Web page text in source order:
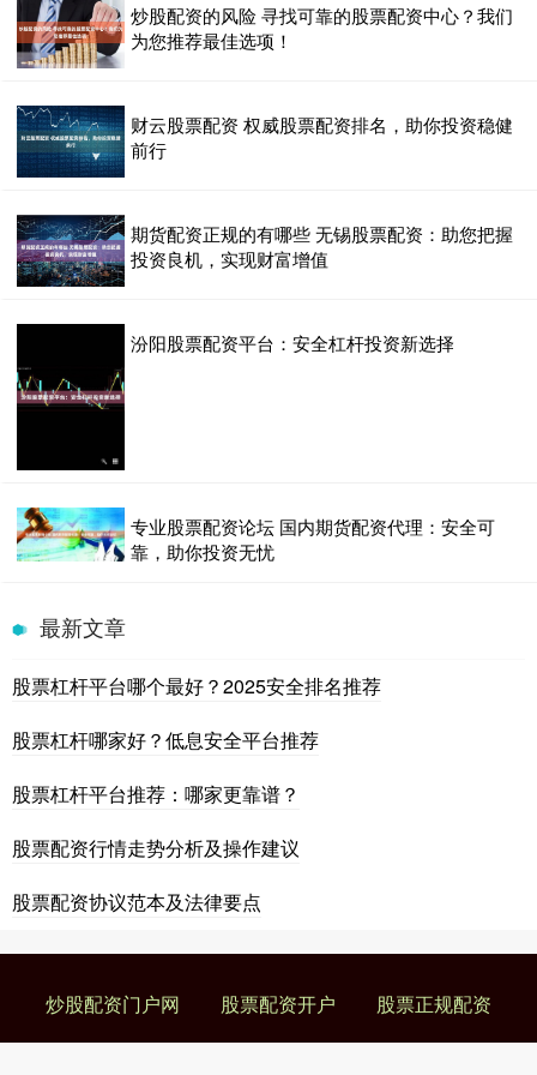
炒股配资的风险 寻找可靠的股票配资中心？我们
为您推荐最佳选项！
财云股票配资 权威股票配资排名，助你投资稳健
前行
期货配资正规的有哪些 无锡股票配资：助您把握
投资良机，实现财富增值
汾阳股票配资平台：安全杠杆投资新选择
专业股票配资论坛 国内期货配资代理：安全可
靠，助你投资无忧
最新文章
股票杠杆平台哪个最好？2025安全排名推荐
股票杠杆哪家好？低息安全平台推荐
股票杠杆平台推荐：哪家更靠谱？
股票配资行情走势分析及操作建议
股票配资协议范本及法律要点
炒股配资门户网 股票配资开户 股票正规配资